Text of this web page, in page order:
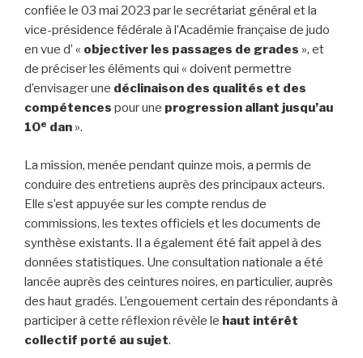
confiée le 03 mai 2023 par le secrétariat général et la
vice-présidence fédérale à l’Académie française de judo
en vue d’ « objectiver les passages de grades », et
de préciser les éléments qui « doivent permettre
d’envisager une déclinaison des qualités et des
compétences pour une progression allant jusqu’au
10e dan ».
La mission, menée pendant quinze mois, a permis de
conduire des entretiens auprès des principaux acteurs.
Elle s’est appuyée sur les compte rendus de
commissions, les textes officiels et les documents de
synthèse existants. Il a également été fait appel à des
données statistiques. Une consultation nationale a été
lancée auprès des ceintures noires, en particulier, auprès
des haut gradés. L’engouement certain des répondants à
participer à cette réflexion révèle le haut intérêt
collectif porté au sujet.